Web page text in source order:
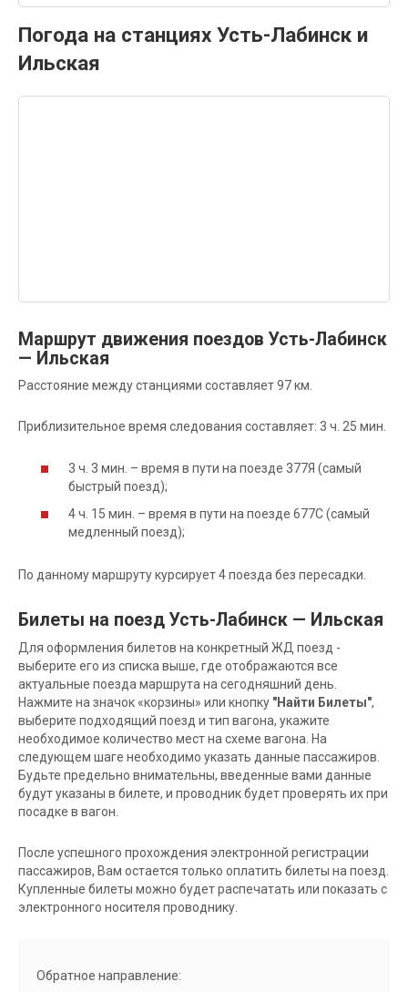
Погода на станциях Усть-Лабинск и
Ильская
Маршрут движения поездов Усть-Лабинск
— Ильская
Расстояние между станциями составляет 97 км.
Приблизительное время следования составляет: 3 ч. 25 мин.
3 ч. 3 мин. – время в пути на поезде 377Я (самый
быстрый поезд);
4 ч. 15 мин. – время в пути на поезде 677С (самый
медленный поезд);
По данному маршруту курсирует 4 поезда без пересадки.
Билеты на поезд Усть-Лабинск — Ильская
Для оформления билетов на конкретный ЖД поезд -
выберите его из списка выше, где отображаются все
актуальные поезда маршрута на сегодняшний день.
Нажмите на значок «корзины» или кнопку "Найти Билеты",
выберите подходящий поезд и тип вагона, укажите
необходимое количество мест на схеме вагона. На
следующем шаге необходимо указать данные пассажиров.
Будьте предельно внимательны, введенные вами данные
будут указаны в билете, и проводник будет проверять их при
посадке в вагон.
После успешного прохождения электронной регистрации
пассажиров, Вам остается только оплатить билеты на поезд.
Купленные билеты можно будет распечатать или показать с
электронного носителя проводнику.
Обратное направление: